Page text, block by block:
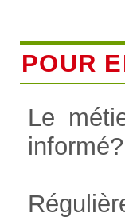
POUR
Le
informé?